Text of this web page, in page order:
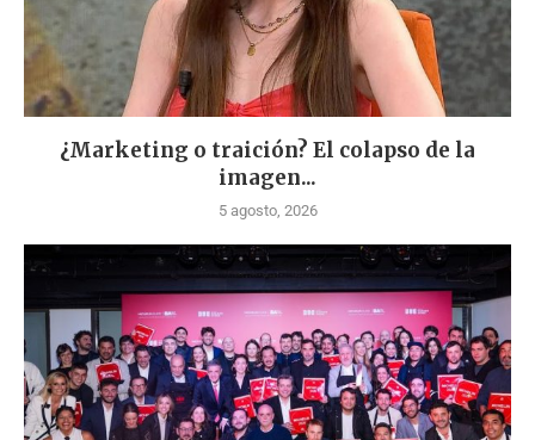
¿Marketing o traición? El colapso de la
imagen...
5 agosto, 2026